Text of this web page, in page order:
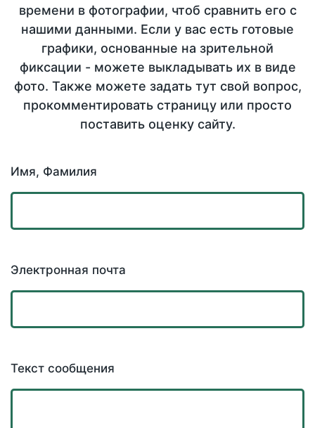
времени в фотографии, чтоб сравнить его с
нашими данными. Если у вас есть готовые
графики, основанные на зрительной
фиксации - можете выкладывать их в виде
фото. Также можете задать тут свой вопрос,
прокомментировать страницу или просто
поставить оценку сайту.
Имя, Фамилия
Электронная почта
Текст сообщения